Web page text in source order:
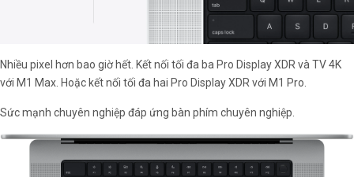
Nhiều pixel hơn bao giờ hết. Kết nối tối đa ba Pro Display XDR và TV 4K
với M1 Max. Hoặc kết nối tối đa hai Pro Display XDR với M1 Pro.
Sức mạnh chuyên nghiệp đáp ứng bàn phím chuyên nghiệp.